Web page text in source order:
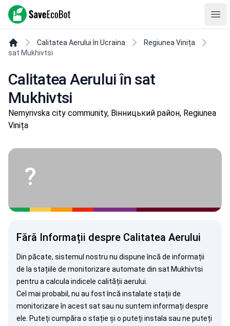
SaveEcoBot
Calitatea Aerului în Ucraina
Regiunea Vinița
sat Mukhivtsi
Calitatea Aerului în sat
Mukhivtsi
Nemyrivska city community, Вінницький район, Regiunea
Vinița
?
Fără Informații despre Calitatea Aerului
Din păcate, sistemul nostru nu dispune încă de informații
de la stațiile de monitorizare automate din sat Mukhivtsi
pentru a calcula indicele calității aerului.
Cel mai probabil, nu au fost încă instalate stații de
monitorizare în acest sat sau nu suntem informați despre
ele. Puteți cumpăra o stație și o puteți instala sau ne puteți